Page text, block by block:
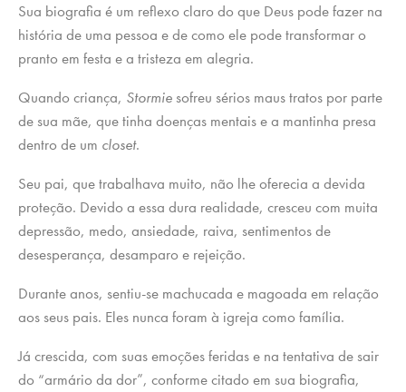
Sua biografia é um reflexo claro do que Deus pode fazer na
história de uma pessoa e de como ele pode transformar o
pranto em festa e a tristeza em alegria.
Quando criança, Stormie sofreu sérios maus tratos por parte
de sua mãe, que tinha doenças mentais e a mantinha presa
dentro de um closet.
Seu pai, que trabalhava muito, não lhe oferecia a devida
proteção. Devido a essa dura realidade, cresceu com muita
depressão, medo, ansiedade, raiva, sentimentos de
desesperança, desamparo e rejeição.
Durante anos, sentiu-se machucada e magoada em relação
aos seus pais. Eles nunca foram à igreja como família.
Já crescida, com suas emoções feridas e na tentativa de sair
do “armário da dor”, conforme citado em sua biografia,